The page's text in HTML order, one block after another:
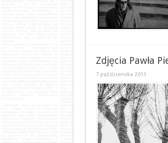
Zdjęcia Pawła
7 października 2013